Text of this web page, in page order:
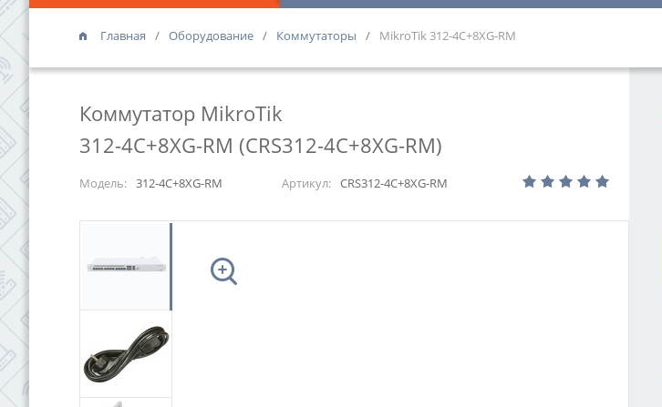
ОФИС «ВАСИЛЕОСТРОВСКИЙ»
8 (812)385 40 55
Главная Оборудование Коммутаторы MikroTik 312-4C+8XG-RM
Коммутатор MikroTik
312-4C+8XG-RM (CRS312-4C+8XG-RM)
Модель: 312-4C+8XG-RM Артикул: CRS312-4C+8XG-RM